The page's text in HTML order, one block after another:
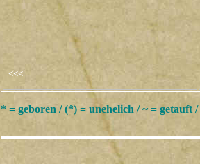
<<<
* = geboren / (*) = unehelich / ~ = getauft /